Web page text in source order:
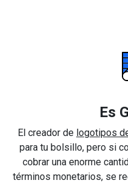
Es
El creador de logotipos
para tu bolsillo, pero si
cobrar una enorme
términos monetarios, se